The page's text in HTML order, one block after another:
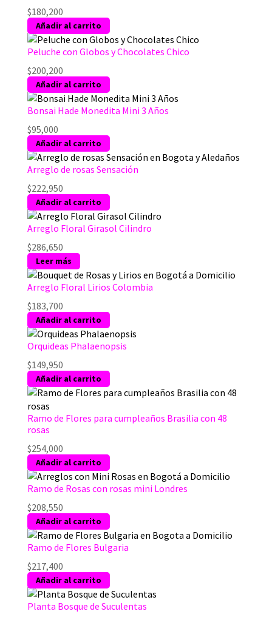
$180,200
Añadir al carrito
Peluche con Globos y Chocolates Chico
$200,200
Añadir al carrito
Bonsai Hade Monedita Mini 3 Años
$95,000
Añadir al carrito
Arreglo de rosas Sensación
$222,950
Añadir al carrito
Arreglo Floral Girasol Cilindro
$286,650
Leer más
Arreglo Floral Lirios Colombia
$183,700
Añadir al carrito
Orquideas Phalaenopsis
$149,950
Añadir al carrito
Ramo de Flores para cumpleaños Brasilia con 48
rosas
$254,000
Añadir al carrito
Ramo de Rosas con rosas mini Londres
$208,550
Añadir al carrito
Ramo de Flores Bulgaria
$217,400
Añadir al carrito
Planta Bosque de Suculentas